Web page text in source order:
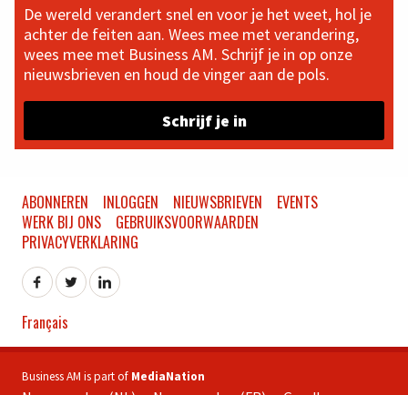
De wereld verandert snel en voor je het weet, hol je
achter de feiten aan. Wees mee met verandering,
wees mee met Business AM. Schrijf je in op onze
nieuwsbrieven en houd de vinger aan de pols.
Schrijf je in
ABONNEREN INLOGGEN NIEUWSBRIEVEN
EVENTS
WERK BIJ ONS
GEBRUIKSVOORWAARDEN
PRIVACYVERKLARING
Français
Business AM is part of MediaNation